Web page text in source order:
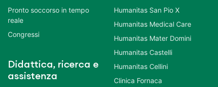
Pronto soccorso in tempo
reale
Congressi
Didattica, ricerca e
assistenza
Humanitas San Pio X
Humanitas Medical Care
Humanitas Mater Domini
Humanitas Castelli
Humanitas Cellini
Clinica Fornaca